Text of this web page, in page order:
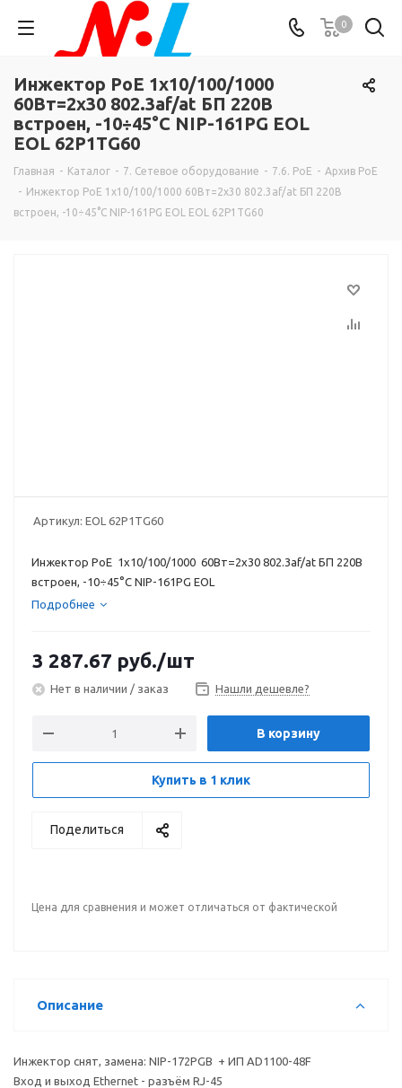
0
Инжектор PoE 1х10/100/1000
60Вт=2x30 802.3af/at БП 220В
встроен, -10÷45°C NIP-161PG EOL
EOL 62P1TG60
Главная - Каталог - 7. Сетевое оборудование - 7.6. PoE - Архив PoE
- Инжектор PoE 1х10/100/1000 60Вт=2x30 802.3af/at БП 220В
встроен, -10÷45°C NIP-161PG EOL EOL 62P1TG60
Артикул: EOL 62P1TG60
Инжектор PoE 1х10/100/1000 60Вт=2x30 802.3af/at БП 220В
встроен, -10÷45°C NIP-161PG EOL
Подробнее
3 287.67 руб./шт
Нет в наличии / заказ Нашли дешевле?
В корзину
Купить в 1 клик
Поделиться
Цена для сравнения и может отличаться от фактической
Описание
Инжектор снят, замена: NIP-172PGB + ИП AD1100-48F
Вход и выход Ethernet - разъём RJ-45